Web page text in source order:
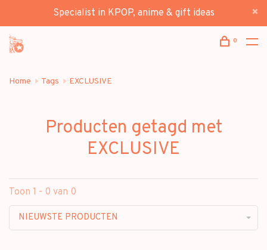
Specialist in KPOP, anime & gift ideas
0
Home Tags EXCLUSIVE
Producten getagd met
EXCLUSIVE
Toon 1 - 0 van 0
NIEUWSTE PRODUCTEN